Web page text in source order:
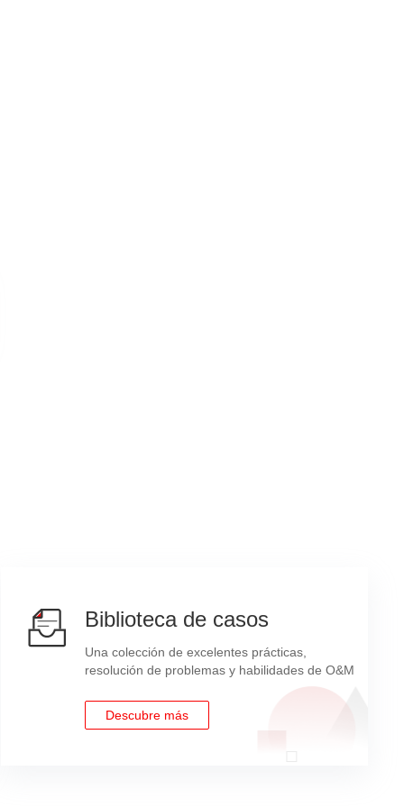
a remote management user interface based on
2.0, security panel, secure boot, and cover
Biblioteca de casos
Una colección de excelentes prácticas,
resolución de problemas y habilidades de O&M
Descubre más